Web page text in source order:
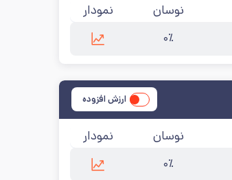
نوسان نمودار
۰٪
ارزش افزوده
نوسان نمودار
۰٪